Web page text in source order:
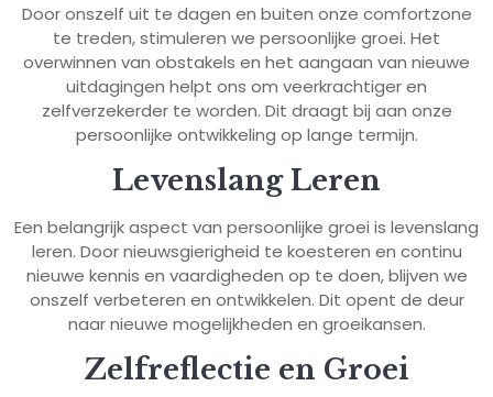
Door onszelf uit te dagen en buiten onze comfortzone
te treden, stimuleren we persoonlijke groei. Het
overwinnen van obstakels en het aangaan van nieuwe
uitdagingen helpt ons om veerkrachtiger en
zelfverzekerder te worden. Dit draagt bij aan onze
persoonlijke ontwikkeling op lange termijn.
Levenslang Leren
Een belangrijk aspect van persoonlijke groei is levenslang
leren. Door nieuwsgierigheid te koesteren en continu
nieuwe kennis en vaardigheden op te doen, blijven we
onszelf verbeteren en ontwikkelen. Dit opent de deur
naar nieuwe mogelijkheden en groeikansen.
Zelfreflectie en Groei